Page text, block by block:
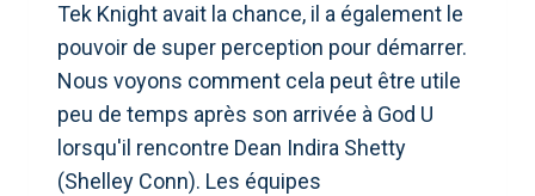
Tek Knight avait la chance, il a également le
pouvoir de super perception pour démarrer.
Nous voyons comment cela peut être utile
peu de temps après son arrivée à God U
lorsqu'il rencontre Dean Indira Shetty
(Shelley Conn). Les équipes